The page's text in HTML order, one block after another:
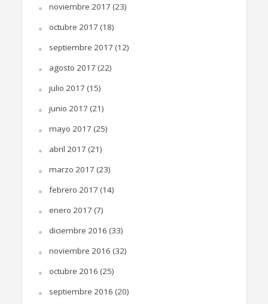
noviembre 2017 (23)
octubre 2017 (18)
septiembre 2017 (12)
agosto 2017 (22)
julio 2017 (15)
junio 2017 (21)
mayo 2017 (25)
abril 2017 (21)
marzo 2017 (23)
febrero 2017 (14)
enero 2017 (7)
diciembre 2016 (33)
noviembre 2016 (32)
octubre 2016 (25)
septiembre 2016 (20)